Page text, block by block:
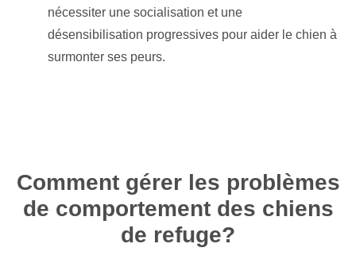
nécessiter une socialisation et une
désensibilisation progressives pour aider le chien à
surmonter ses peurs.
Comment gérer les problèmes
de comportement des chiens
de refuge?